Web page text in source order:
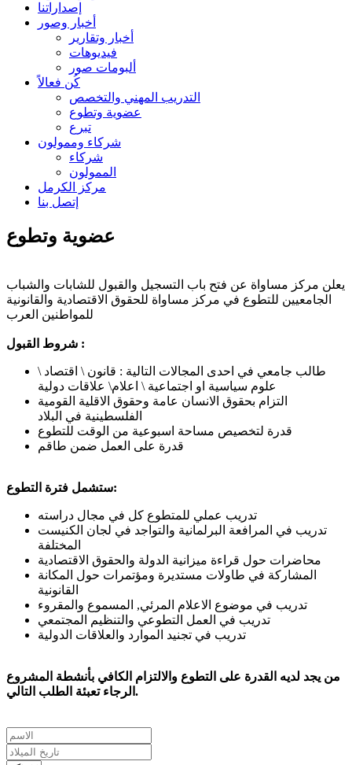
إصداراتنا
أخبار وصور
أخبار وتقارير
فيديوهات
ألبومات صور
كُن فعالاً
التدريب المهني والتخصص
عضوية وتطوع
تبرع
شركاء وممولون
شركاء
الممولون
مركز الكرمل
إتصل بنا
عضوية وتطوع
يعلن مركز مساواة عن فتح باب التسجيل والقبول للشابات والشباب
الجامعيين للتطوع في مركز مساواة للحقوق الاقتصادية والقانونية
شروط القبول :
طالب جامعي في احدى المجالات التالية : قانون \ اقتصاد \
علوم سياسية او اجتماعية \ اعلام\ علاقات دولية
التزام بحقوق الانسان عامة وحقوق الاقلية القومية
الفلسطينية في البلاد
قدرة لتخصيص مساحة اسبوعية من الوقت للتطوع
قدرة على العمل ضمن طاقم
ستشمل فترة التطوع:
تدريب عملي للمتطوع كل في مجال دراسته
تدريب في المرافعة البرلمانية والتواجد في لجان الكنيست
المختلفة
محاضرات حول قراءة ميزانية الدولة والحقوق الاقتصادية
المشاركة في طاولات مستديرة ومؤتمرات حول المكانة
القانونية
تدريب في موضوع الاعلام المرئي, المسموع والمقروء
تدريب في العمل التطوعي والتنظيم المجتمعي
تدريب في تجنيد الموارد والعلاقات الدولية
من يجد لديه القدرة على التطوع والالتزام الكافي بأنشطة المشروع
الرجاء تعبئة الطلب التالي.